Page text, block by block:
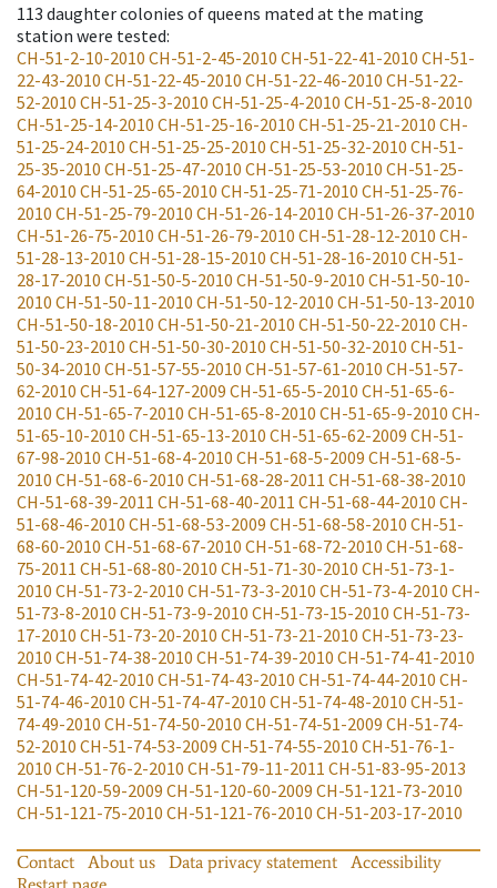
113 daughter colonies of queens mated at the mating
station were tested:
CH-51-2-10-2010 CH-51-2-45-2010 CH-51-22-41-2010 CH-51-
22-43-2010 CH-51-22-45-2010 CH-51-22-46-2010 CH-51-22-
52-2010 CH-51-25-3-2010 CH-51-25-4-2010 CH-51-25-8-2010
CH-51-25-14-2010 CH-51-25-16-2010 CH-51-25-21-2010 CH-
51-25-24-2010 CH-51-25-25-2010 CH-51-25-32-2010 CH-51-
25-35-2010 CH-51-25-47-2010 CH-51-25-53-2010 CH-51-25-
64-2010 CH-51-25-65-2010 CH-51-25-71-2010 CH-51-25-76-
2010 CH-51-25-79-2010 CH-51-26-14-2010 CH-51-26-37-2010
CH-51-26-75-2010 CH-51-26-79-2010 CH-51-28-12-2010 CH-
51-28-13-2010 CH-51-28-15-2010 CH-51-28-16-2010 CH-51-
28-17-2010 CH-51-50-5-2010 CH-51-50-9-2010 CH-51-50-10-
2010 CH-51-50-11-2010 CH-51-50-12-2010 CH-51-50-13-2010
CH-51-50-18-2010 CH-51-50-21-2010 CH-51-50-22-2010 CH-
51-50-23-2010 CH-51-50-30-2010 CH-51-50-32-2010 CH-51-
50-34-2010 CH-51-57-55-2010 CH-51-57-61-2010 CH-51-57-
62-2010 CH-51-64-127-2009 CH-51-65-5-2010 CH-51-65-6-
2010 CH-51-65-7-2010 CH-51-65-8-2010 CH-51-65-9-2010 CH-
51-65-10-2010 CH-51-65-13-2010 CH-51-65-62-2009 CH-51-
67-98-2010 CH-51-68-4-2010 CH-51-68-5-2009 CH-51-68-5-
2010 CH-51-68-6-2010 CH-51-68-28-2011 CH-51-68-38-2010
CH-51-68-39-2011 CH-51-68-40-2011 CH-51-68-44-2010 CH-
51-68-46-2010 CH-51-68-53-2009 CH-51-68-58-2010 CH-51-
68-60-2010 CH-51-68-67-2010 CH-51-68-72-2010 CH-51-68-
75-2011 CH-51-68-80-2010 CH-51-71-30-2010 CH-51-73-1-
2010 CH-51-73-2-2010 CH-51-73-3-2010 CH-51-73-4-2010 CH-
51-73-8-2010 CH-51-73-9-2010 CH-51-73-15-2010 CH-51-73-
17-2010 CH-51-73-20-2010 CH-51-73-21-2010 CH-51-73-23-
2010 CH-51-74-38-2010 CH-51-74-39-2010 CH-51-74-41-2010
CH-51-74-42-2010 CH-51-74-43-2010 CH-51-74-44-2010 CH-
51-74-46-2010 CH-51-74-47-2010 CH-51-74-48-2010 CH-51-
74-49-2010 CH-51-74-50-2010 CH-51-74-51-2009 CH-51-74-
52-2010 CH-51-74-53-2009 CH-51-74-55-2010 CH-51-76-1-
2010 CH-51-76-2-2010 CH-51-79-11-2011 CH-51-83-95-2013
CH-51-120-59-2009 CH-51-120-60-2009 CH-51-121-73-2010
CH-51-121-75-2010 CH-51-121-76-2010 CH-51-203-17-2010
Contact About us Data privacy statement
Accessibility